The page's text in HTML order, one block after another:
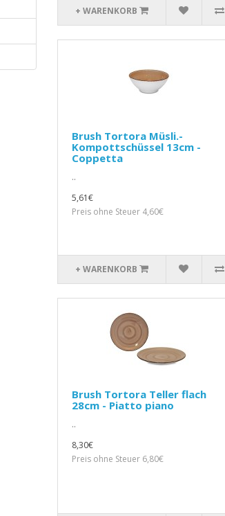
+ WARENKORB
Brush Tortora Müsli.-
Kompottschüssel 13cm -
Coppetta
..
5,61€
Preis ohne Steuer 4,60€
+ WARENKORB
Brush Tortora Teller flach
28cm - Piatto piano
..
8,30€
Preis ohne Steuer 6,80€